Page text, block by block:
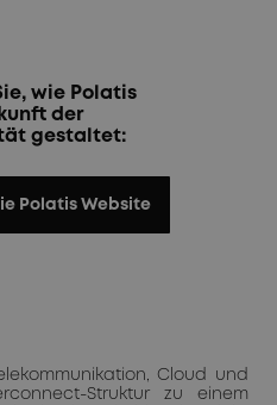
wie Polatis
der
gestaltet:
Polatis Website
Cloud und
Struktur zu einem